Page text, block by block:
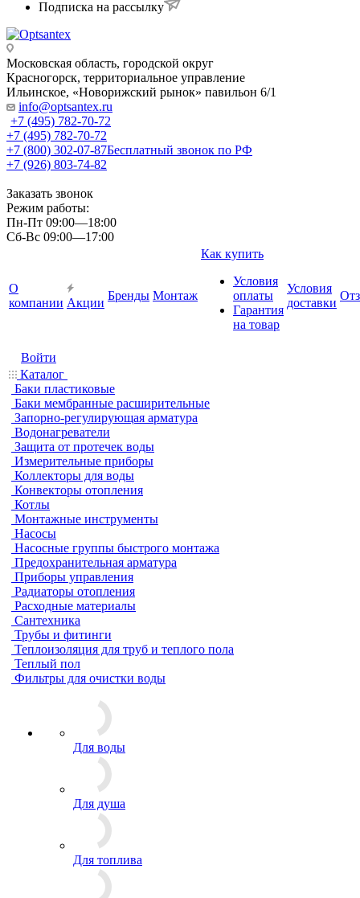
Подписка на рассылку
Московская область, городской округ
Красногорск, территориальное управление
Ильинское, «Новорижский рынок» павильон 6/1
info@optsantex.ru
+7 (495) 782-70-72
+7 (495) 782-70-72
+7 (800) 302-07-87Бесплатный звонок по РФ
+7 (926) 803-74-82
Заказать звонок
Режим работы:
Пн-Пт 09:00—18:00
Сб-Вс 09:00—17:00
О
компании Акции
Бренды Монтаж
Как купить
Условия
оплаты
Гарантия
на товар
Условия
доставки
Войти
Каталог
Баки пластиковые
Баки мембранные расширительные
Запорно-регулирующая арматура
Водонагреватели
Защита от протечек воды
Измерительные приборы
Коллекторы для воды
Конвекторы отопления
Котлы
Монтажные инструменты
Насосы
Насосные группы быстрого монтажа
Предохранительная арматура
Приборы управления
Радиаторы отопления
Расходные материалы
Сантехника
Трубы и фитинги
Теплоизоляция для труб и теплого пола
Теплый пол
Фильтры для очистки воды
Для воды
Для душа
Для топлива